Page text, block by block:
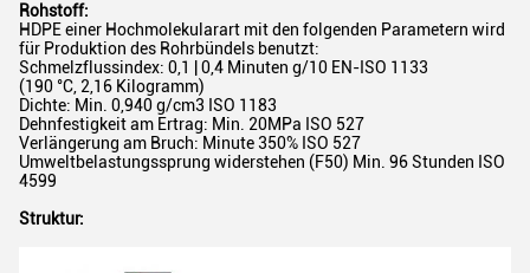
Rohstoff:
HDPE einer Hochmolekularart mit den folgenden Parametern wird
für Produktion des Rohrbündels benutzt:
Schmelzflussindex: 0,1 | 0,4 Minuten g/10 EN-ISO 1133
(190 °C, 2,16 Kilogramm)
Dichte: Min. 0,940 g/cm3 ISO 1183
Dehnfestigkeit am Ertrag: Min. 20MPa ISO 527
Verlängerung am Bruch: Minute 350% ISO 527
Umweltbelastungssprung widerstehen (F50) Min. 96 Stunden ISO
4599
Struktur: